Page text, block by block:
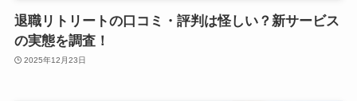
退職リトリートの口コミ・評判は怪しい？新サービス
の実態を調査！
2025年12月23日